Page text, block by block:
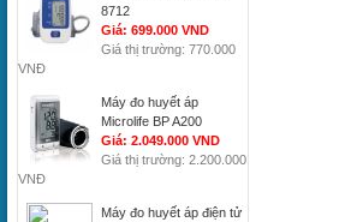
8712
Giá: 699.000 VND
Giá thị trường: 770.000
VNĐ
Máy đo huyết áp
Microlife BP A200
Giá: 2.049.000 VND
Giá thị trường: 2.200.000
VNĐ
Máy đo huyết áp điện tử